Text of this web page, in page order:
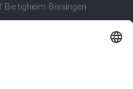
Bietigheim-Bissingen